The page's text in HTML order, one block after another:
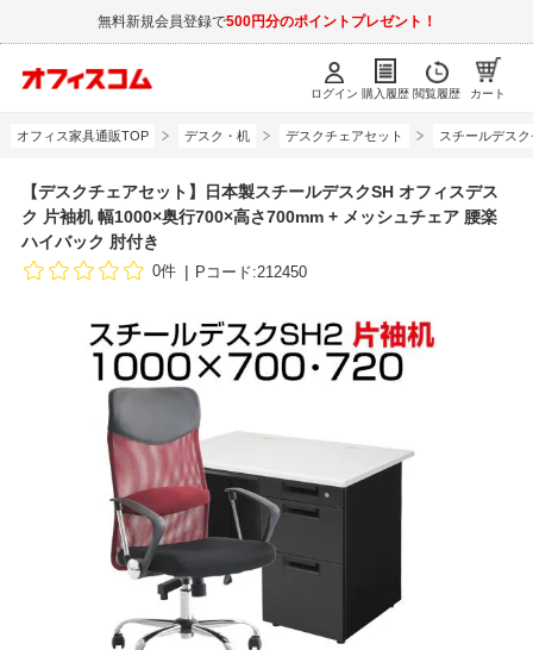
無料新規会員登録で500円分のポイントプレゼント！
ログイン 購入履歴 閲覧履歴 カート
オフィス家具通販TOP デスク・机 デスクチェアセット スチールデス
【デスクチェアセット】日本製スチールデスクSH オフィスデス
ク 片袖机 幅1000×奥行700×高さ700mm + メッシュチェア 腰楽
ハイバック 肘付き
0件 Pコード:212450